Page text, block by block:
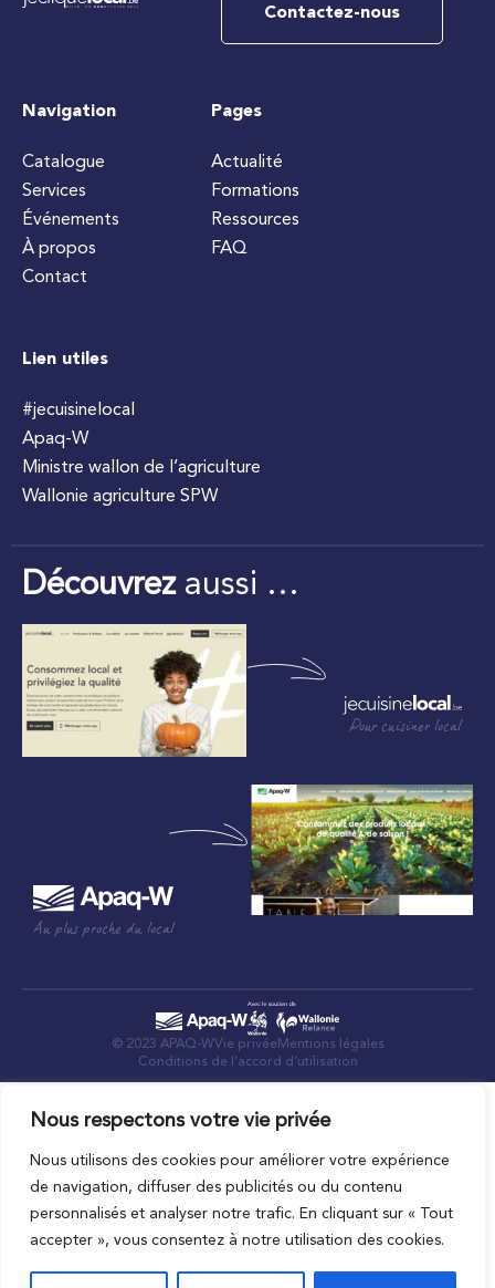
Nous respectons votre vie privée
Nous utilisons des cookies pour améliorer votre expérience
de navigation, diffuser des publicités ou du contenu
personnalisés et analyser notre trafic. En cliquant sur « Tout
accepter », vous consentez à notre utilisation des cookies.
Contactez-nous
Navigation
Catalogue
Services
Événements
À propos
Contact
Pages
Actualité
Formations
Ressources
FAQ
Lien utiles
#jecuisinelocal
Apaq-W
Ministre wallon de l’agriculture
Wallonie agriculture SPW
Découvrezaussi …
Pour cuisiner local
Au plus proche du local
© 2023 APAQ-WVie privée Mentions légales
Conditions de l’accord d’utilisation